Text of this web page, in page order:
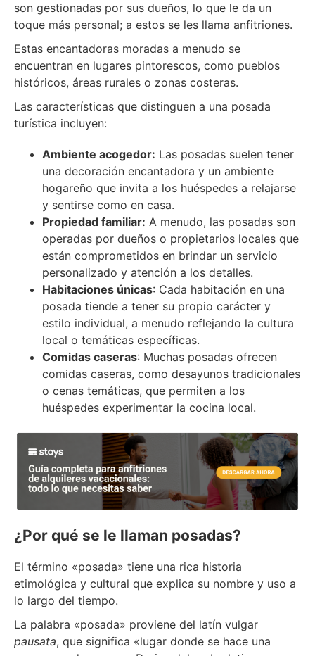
son gestionadas por sus dueños, lo que le da un
toque más personal; a estos se les llama anfitriones.
Estas encantadoras moradas a menudo se
encuentran en lugares pintorescos, como pueblos
históricos, áreas rurales o zonas costeras.
Las características que distinguen a una posada
turística incluyen:
Ambiente acogedor: Las posadas suelen tener
una decoración encantadora y un ambiente
hogareño que invita a los huéspedes a relajarse
y sentirse como en casa.
Propiedad familiar: A menudo, las posadas son
operadas por dueños o propietarios locales que
están comprometidos en brindar un servicio
personalizado y atención a los detalles.
Habitaciones únicas: Cada habitación en una
posada tiende a tener su propio carácter y
estilo individual, a menudo reflejando la cultura
local o temáticas específicas.
Comidas caseras: Muchas posadas ofrecen
comidas caseras, como desayunos tradicionales
o cenas temáticas, que permiten a los
huéspedes experimentar la cocina local.
¿Por qué se le llaman posadas?
El término «posada» tiene una rica historia
etimológica y cultural que explica su nombre y uso a
lo largo del tiempo.
La palabra «posada» proviene del latín vulgar
pausata, que significa «lugar donde se hace una